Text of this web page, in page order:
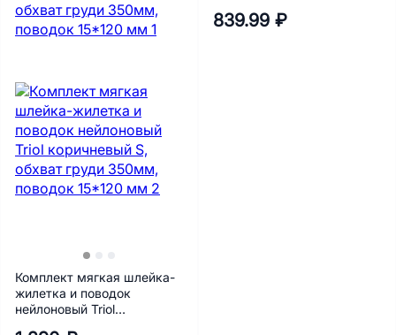
Комплект мягкая шлейка-
жилетка и поводок
нейлоновый Triol
839.99 ₽